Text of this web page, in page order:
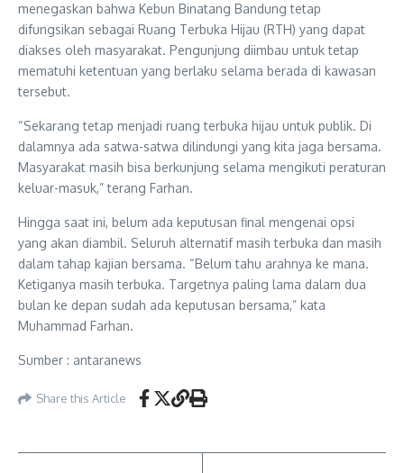
menegaskan bahwa Kebun Binatang Bandung tetap
difungsikan sebagai Ruang Terbuka Hijau (RTH) yang dapat
diakses oleh masyarakat. Pengunjung diimbau untuk tetap
mematuhi ketentuan yang berlaku selama berada di kawasan
tersebut.
“Sekarang tetap menjadi ruang terbuka hijau untuk publik. Di
dalamnya ada satwa-satwa dilindungi yang kita jaga bersama.
Masyarakat masih bisa berkunjung selama mengikuti peraturan
keluar-masuk,” terang Farhan.
Hingga saat ini, belum ada keputusan final mengenai opsi
yang akan diambil. Seluruh alternatif masih terbuka dan masih
dalam tahap kajian bersama. “Belum tahu arahnya ke mana.
Ketiganya masih terbuka. Targetnya paling lama dalam dua
bulan ke depan sudah ada keputusan bersama,” kata
Muhammad Farhan.
Sumber : antaranews
Share this Article